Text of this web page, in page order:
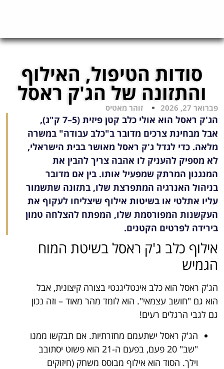
סודות הטיפול, האילוף
והתזונה של הג'ק ראסל
פברואר 27, 2026 זוהר מאטיס
הג'ק ראסל הוא אולי כלב קטן פיזית (5–7 ק"ג),
אבל מבחינת צרכים מדובר ב"כלב עבודה" במשרה
מלאה. כדי לגדל ג'ק ראסל מאושר בבית הישראלי,
לא מספיק להעניק לו אהבה צריך להבין את
המנגנון המרתק שמפעיל אותו. בין אם מדובר
בניהול האנרגיה המתפרצת שלו, בתזונה שתשמור
עליו אתלטי או בשיטות אילוף שיצליחו לעקוף את
העקשנות המפורסמת שלו, המפתח להצלחה טמון
בירידה לפרטים הקטנים.
אילוף כלב ג'ק ראסל בשיטת המוח
הגמיש
הג'ק ראסל הוא כלב אינטליגנטי בצורה קיצונית, אבל
הוא גם "חושב עצמאי". הוא לומד מהר מאוד – וזה נכון
גם לגבי הרגלים רעים!
הג'ק ראסל ישתעמם מחזרתיות. אם תבקשו ממנו
"שב" 20 פעם, בפעם ה-21 הוא פשוט יסתובב
וילך. הסוד הוא אילוף מבוסס משחק (חיזוקים